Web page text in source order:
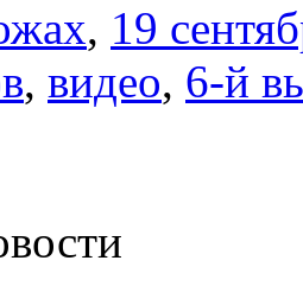
, 19
, видео, 6-й